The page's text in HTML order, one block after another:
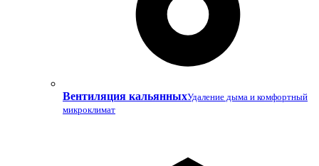
Вентиляция кальянныхУдаление дыма и комфортный
микроклимат